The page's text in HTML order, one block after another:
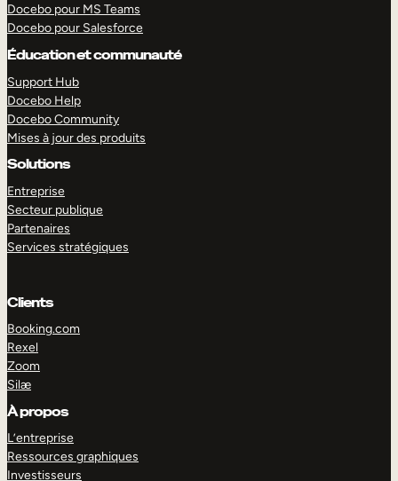
Docebo pour MS Teams
Docebo pour Salesforce
Éducation et communauté
Support Hub
Docebo Help
Docebo Community
Mises à jour des produits
Solutions
Entreprise
Secteur publique
Partenaires
Services stratégiques
Clients
Booking.com
Rexel
Zoom
Silæ
À propos
L’entreprise
Ressources graphiques
Investisseurs